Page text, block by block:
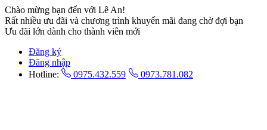
Chào mừng bạn đến với Lê An!
Rất nhiều ưu đãi và chương trình khuyến mãi đang chờ đợi bạn
Ưu đãi lớn dành cho thành viên mới
Đăng ký
Đăng nhập
Hotline:
0975.432.559 0973.781.082